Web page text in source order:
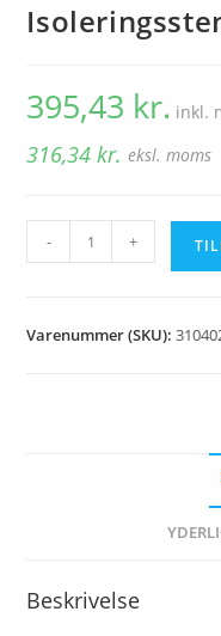
395,43 kr. inkl.
316,34kr. eksl. moms
Isoleringssten
TW/CPI
- +
Varenummer (SKU):
Beskrivelse